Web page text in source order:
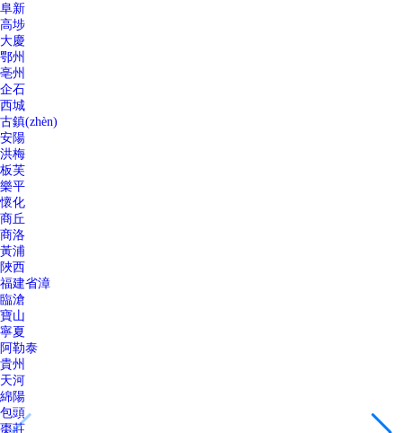
阜新
高埗
大慶
鄂州
亳州
企石
西城
古鎮(zhèn)
安陽
洪梅
板芙
樂平
懷化
商丘
商洛
黃浦
陜西
福建省漳
臨滄
寶山
寧夏
阿勒泰
貴州
天河
綿陽
包頭
棗莊